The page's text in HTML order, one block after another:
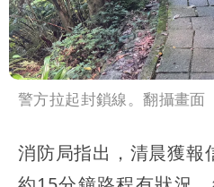
警方拉起封鎖線。翻攝畫面
消防局指出，清晨獲報